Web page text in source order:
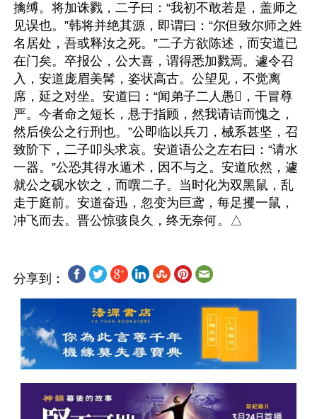
擒缚。将加诛戮，二子曰：“我初不敢若是，盖师之
见误也。”韩将并绝其源，即谓曰：“尔但致尔师之姓
名居处，吾或释汝之死。”二子方欲陈述，而安道已
在门矣。卒报公，公大喜，谓得悉加戮焉。遽令召
入，安道庞眉美髯，姿状高古。公望见，不觉离
席，延之对坐。安道曰：“闻弟子二人愚𫘤，干冒尊
严。今者命之短长，悬于指顾，然我请诘而愧之，
然后俟公之行刑也。”公即临以兵刀，械系甚坚，召
致阶下，二子叩头求哀。安道语公之左右曰：“请水
一器。”公恐其得水遁术，因不与之。安道欣然，遽
就公之砚水饮之，而噀二子。当时化为双黑鼠，乱
走于庭前。安道奋迅，忽变为巨鸢，每足攫一鼠，
分享到：